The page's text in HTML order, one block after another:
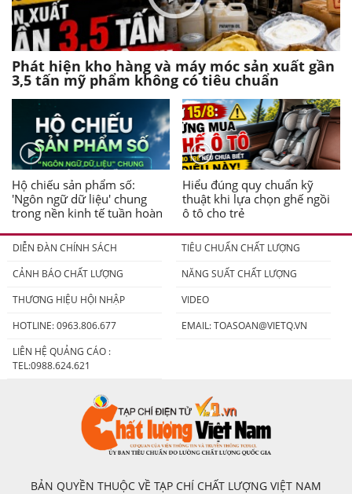
Phát hiện kho hàng và máy móc sản xuất gần
3,5 tấn mỹ phẩm không có tiêu chuẩn
Hộ chiếu sản phẩm số:
'Ngôn ngữ dữ liệu' chung
trong nền kinh tế tuần hoàn
Hiểu đúng quy chuẩn kỹ
thuật khi lựa chọn ghế ngồi
ô tô cho trẻ
DIỄN ĐÀN CHÍNH SÁCH
TIÊU CHUẨN CHẤT LƯỢNG
CẢNH BÁO CHẤT LƯỢNG
NĂNG SUẤT CHẤT LƯỢNG
THƯƠNG HIỆU HỘI NHẬP
VIDEO
HOTLINE: 0963.806.677
EMAIL:TOASOAN@VIETQ.VN
LIÊN HỆ QUẢNG CÁO :
TEL:0988.624.621
BẢN QUYỀN THUỘC VỀ TẠP CHÍ CHẤT LƯỢNG VIỆT NAM